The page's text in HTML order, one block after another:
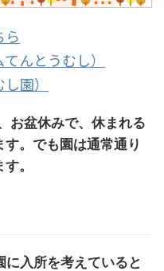
ら
んとうむし）
園）
お盆休みで、休まれる
す。でも園は通常通り
。
入所を考えていると